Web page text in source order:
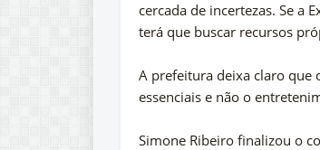
cercada de incertezas. Se a
terá que buscar recursos
A prefeitura deixa claro que
essenciais e não o
Simone Ribeiro finalizou o